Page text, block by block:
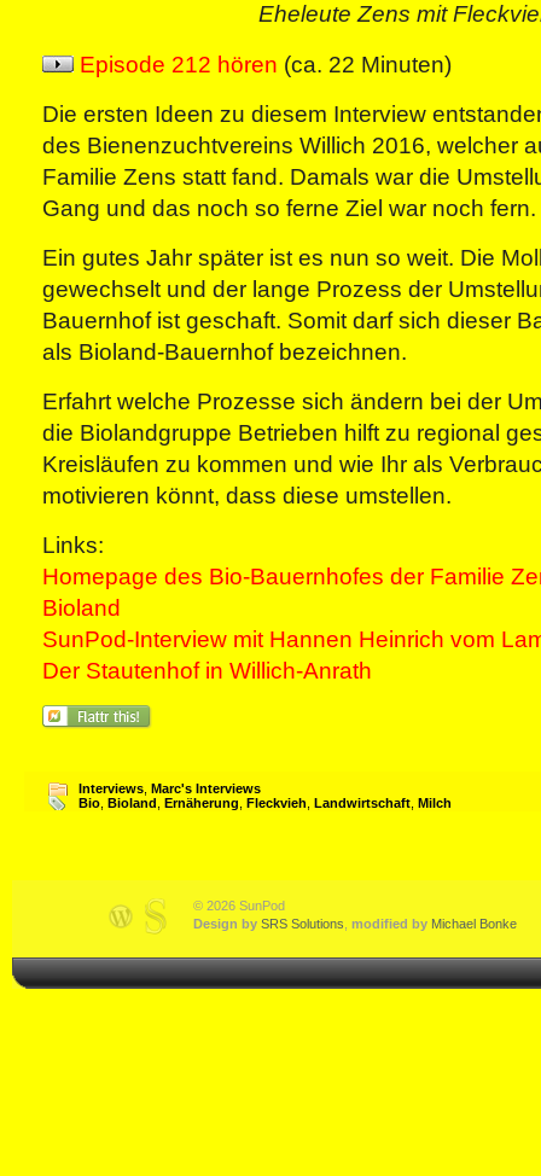
Eheleute Zens mit
Episode 212 hören (ca. 22 Minuten)
Die ersten Ideen zu diesem Interview
des Bienenzuchtvereins Willich 2016, welcher
Familie Zens statt fand. Damals war die
Gang und das noch so ferne Ziel war noch fern.
Ein gutes Jahr später ist es nun so weit. Die
gewechselt und der lange Prozess der
Bauernhof ist geschaft. Somit darf sich dieser
als Bioland-Bauernhof bezeichnen.
Erfahrt welche Prozesse sich ändern bei der
die Biolandgruppe Betrieben hilft zu regional
Kreisläufen zu kommen und wie Ihr als
motivieren könnt, dass diese umstellen.
Links:
Homepage des Bio-Bauernhofes der Familie
Bioland
SunPod-Interview mit Hannen Heinrich vom
Der Stautenhof in Willich-Anrath
Interviews Marc's Interviews
Bio Bioland Ernäherung Fleckvieh Landwirtschaft Milch
© 2026 SunPod
Design by SRS Solutions modified by Michael Bonke